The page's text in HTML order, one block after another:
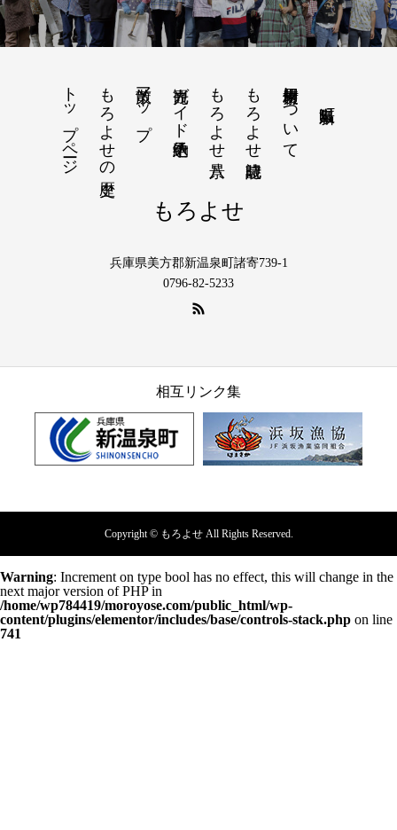
素材使用について
もろよせ歳時記
もろよせ八景
観光ガイド予約申込
散策マップ
もろよせの歴史
トップページ
もろよせ
兵庫県美方郡新温泉町諸寄739-1
0796-82-5233
相互リンク集
Copyright © もろよせ All Rights Reserved.
Warning: Increment on type bool has no effect, this will change in the
next major version of PHP in
/home/wp784419/moroyose.com/public_html/wp-
content/plugins/elementor/includes/base/controls-stack.php on line
741